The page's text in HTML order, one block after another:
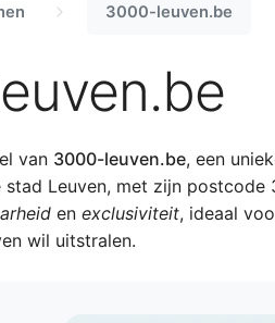
3000-leuven.be
van 3000-leuven.be, een
Leuven, met zijn postcode
en exclusiviteit, ideaal
wil uitstralen.